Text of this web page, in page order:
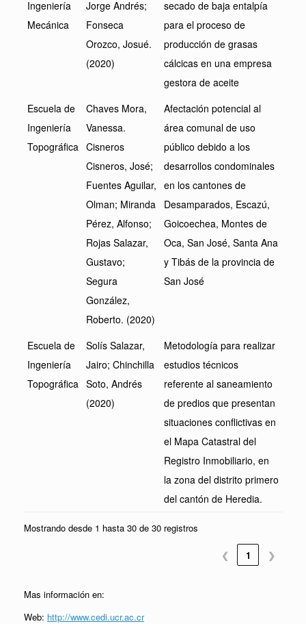
Ingeniería
Mecánica
Jorge Andrés;
Fonseca
Orozco, Josué.
(2020)
secado de baja entalpía
para el proceso de
producción de grasas
cálcicas en una empresa
gestora de aceite
Escuela de
Ingeniería
Topográfica
Chaves Mora,
Vanessa.
Cisneros
Cisneros, José;
Fuentes Aguilar,
Olman; Miranda
Pérez, Alfonso;
Rojas Salazar,
Gustavo;
Segura
González,
Roberto. (2020)
Afectación potencial al
área comunal de uso
público debido a los
desarrollos condominales
en los cantones de
Desamparados, Escazú,
Goicoechea, Montes de
Oca, San José, Santa Ana
y Tibás de la provincia de
San José
Escuela de
Ingeniería
Topográfica
Solís Salazar,
Jairo; Chinchilla
Soto, Andrés
(2020)
Metodología para realizar
estudios técnicos
referente al saneamiento
de predios que presentan
situaciones conflictivas en
el Mapa Catastral del
Registro Inmobiliario, en
la zona del distrito primero
del cantón de Heredia.
Mostrando desde 1 hasta 30 de 30 registros
❮ 1 ❯
Mas información en:
Web: http://www.cedi.ucr.ac.cr